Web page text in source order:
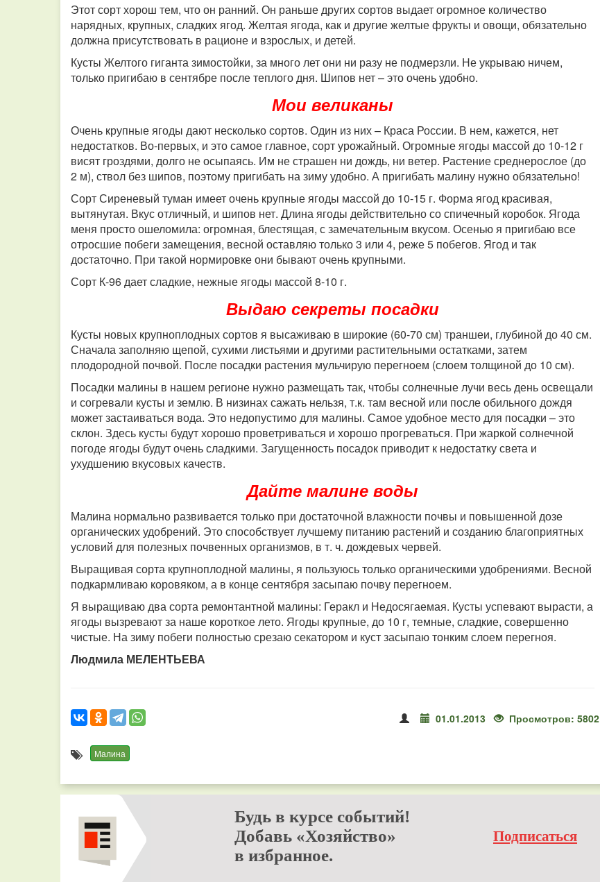
Этот сорт хорош тем, что он ранний. Он раньше других сортов выдает огромное количество
нарядных, крупных, сладких ягод. Желтая ягода, как и другие желтые фрукты и овощи, обязательно
должна присутствовать в рационе и взрослых, и детей.
Кусты Желтого гиганта зимостойки, за много лет они ни разу не подмерзли. Не укрываю ничем,
только пригибаю в сентябре после теплого дня. Шипов нет – это очень удобно.
Мои великаны
Очень крупные ягоды дают несколько сортов. Один из них – Краса России. В нем, кажется, нет
недостатков. Во-первых, и это самое главное, сорт урожайный. Огромные ягоды массой до 10-12 г
висят гроздями, долго не осыпаясь. Им не страшен ни дождь, ни ветер. Растение среднерослое (до
2 м), ствол без шипов, поэтому пригибать на зиму удобно. А пригибать малину нужно обязательно!
Сорт Сиреневый туман имеет очень крупные ягоды массой до 10-15 г. Форма ягод красивая,
вытянутая. Вкус отличный, и шипов нет. Длина ягоды действительно со спичечный коробок. Ягода
меня просто ошеломила: огромная, блестящая, с замечательным вкусом. Осенью я пригибаю все
отросшие побеги замещения, весной оставляю только 3 или 4, реже 5 побегов. Ягод и так
достаточно. При такой нормировке они бывают очень крупными.
Сорт К-96 дает сладкие, нежные ягоды массой 8-10 г.
Выдаю секреты посадки
Кусты новых крупноплодных сортов я высаживаю в широкие (60-70 см) траншеи, глубиной до 40 см.
Сначала заполняю щепой, сухими листьями и другими растительными остатками, затем
плодородной почвой. После посадки растения мульчирую перегноем (слоем толщиной до 10 см).
Посадки малины в нашем регионе нужно размещать так, чтобы солнечные лучи весь день освещали
и согревали кусты и землю. В низинах сажать нельзя, т.к. там весной или после обильного дождя
может застаиваться вода. Это недопустимо для малины. Самое удобное место для посадки – это
склон. Здесь кусты будут хорошо проветриваться и хорошо прогреваться. При жаркой солнечной
погоде ягоды будут очень сладкими. Загущенность посадок приводит к недостатку света и
ухудшению вкусовых качеств.
Дайте малине воды
Малина нормально развивается только при достаточной влажности почвы и повышенной дозе
органических удобрений. Это способствует лучшему питанию растений и созданию благоприятных
условий для полезных почвенных организмов, в т. ч. дождевых червей.
Выращивая сорта крупноплодной малины, я пользуюсь только органическими удобрениями. Весной
подкармливаю коровяком, а в конце сентября засыпаю почву перегноем.
Я выращиваю два сорта ремонтантной малины: Геракл и Недосягаемая. Кусты успевают вырасти, а
ягоды вызревают за наше короткое лето. Ягоды крупные, до 10 г, темные, сладкие, совершенно
чистые. На зиму побеги полностью срезаю секатором и куст засыпаю тонким слоем перегноя.
Людмила МЕЛЕНТЬЕВА
01.01.2013 Просмотров: 5802
Малина
Будь в курсе событий!
Добавь «Хозяйство»
в избранное.
Подписаться